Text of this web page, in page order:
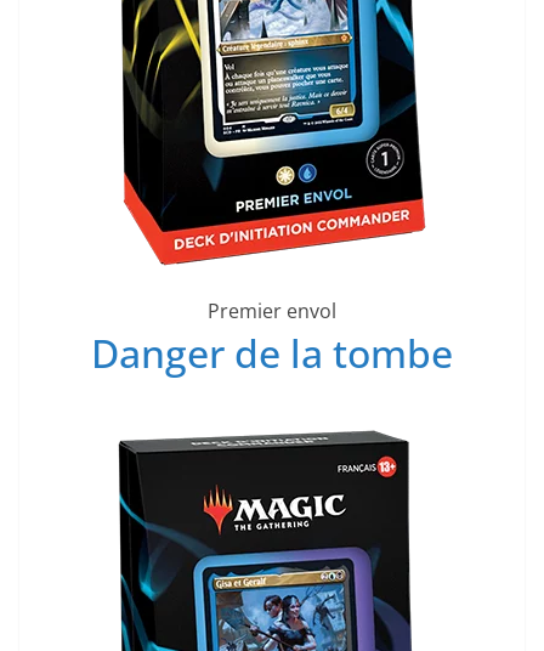
Premier envol
Danger de la tombe